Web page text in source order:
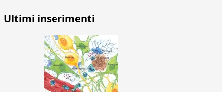
Ultimi inserimenti